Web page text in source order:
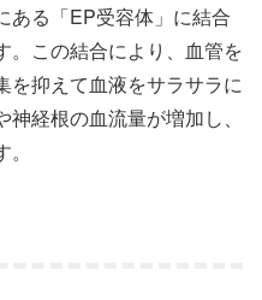
ある「EP受容体」に結合
。この結合により、血管を
を抑えて血液をサラサラに
経根の血流量が増加し、